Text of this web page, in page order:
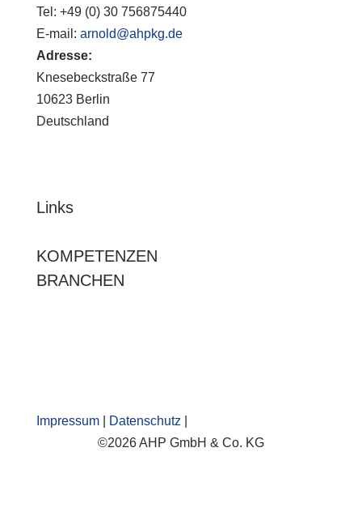
Tel: +49 (0) 30 756875440
E-mail: arnold@ahpkg.de
Adresse:
Knesebeckstraße 77
10623 Berlin
Deutschland
Links
KOMPETENZEN
BRANCHEN
Impressum| Datenschutz
©2026 AHP GmbH & Co. KG